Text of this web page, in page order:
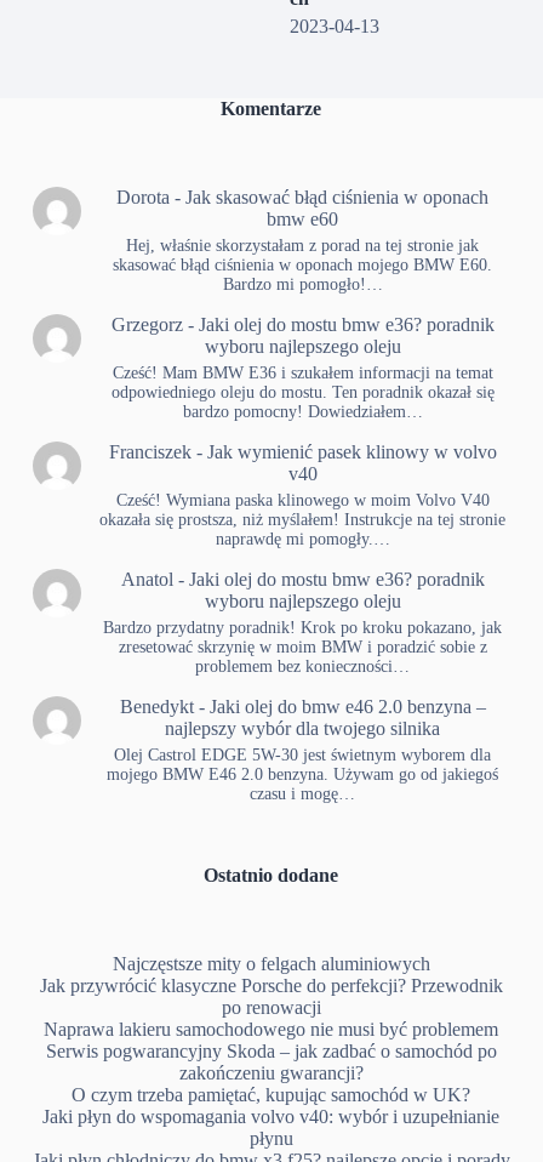
2023-04-13
Komentarze
Dorota -Jak skasować błąd ciśnienia w oponach
bmw e60
Hej, właśnie skorzystałam z porad na tej stronie jak
skasować błąd ciśnienia w oponach mojego BMW E60.
Bardzo mi pomogło!…
Grzegorz- Jaki olej do mostu bmw e36? poradnik
wyboru najlepszego oleju
Cześć! Mam BMW E36 i szukałem informacji na temat
odpowiedniego oleju do mostu. Ten poradnik okazał się
bardzo pomocny! Dowiedziałem…
Franciszek- Jak wymienić pasek klinowy w volvo
v40
Cześć! Wymiana paska klinowego w moim Volvo V40
okazała się prostsza, niż myślałem! Instrukcje na tej stronie
naprawdę mi pomogły.…
Anatol - Jaki olej do mostu bmw e36? poradnik
wyboru najlepszego oleju
Bardzo przydatny poradnik! Krok po kroku pokazano, jak
zresetować skrzynię w moim BMW i poradzić sobie z
problemem bez konieczności…
Benedykt- Jaki olej do bmw e46 2.0 benzyna –
najlepszy wybór dla twojego silnika
Olej Castrol EDGE 5W-30 jest świetnym wyborem dla
mojego BMW E46 2.0 benzyna. Używam go od jakiegoś
czasu i mogę…
Ostatnio dodane
Najczęstsze mity o felgach aluminiowych
Jak przywrócić klasyczne Porsche do perfekcji? Przewodnik
po renowacji
Naprawa lakieru samochodowego nie musi być problemem
Serwis pogwarancyjny Skoda – jak zadbać o samochód po
zakończeniu gwarancji?
O czym trzeba pamiętać, kupując samochód w UK?
Jaki płyn do wspomagania volvo v40: wybór i uzupełnianie
płynu